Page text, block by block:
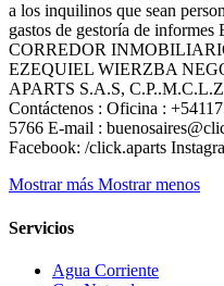
a los inquilinos que sean
gastos de gestoría de
CORREDOR
EZEQUIEL WIERZBA
APARTS S.A.S,
Contáctenos : Oficina :
5766 E-mail :
Facebook: /click.aparts
Mostrar más Mostrar menos
Servicios
Agua Corriente